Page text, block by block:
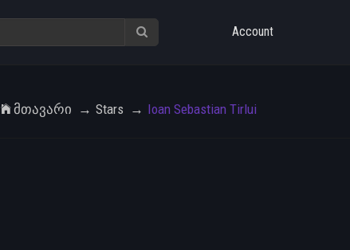
Account
Მთავარი Stars Ioan Sebastian Tirlui